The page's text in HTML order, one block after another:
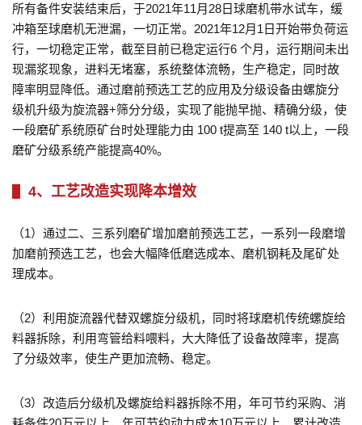
所有备件安装结束后，于2021年11月28日球磨机带水试车，缓
冲箱至球磨机无泄漏，一切正常。2021年12月1日开始带负荷运
行，一切稳定正常，截至目前已稳定运行6 个月，运行期间未出
现漏浆现象，进料无堵塞，系统整体流畅，生产稳定，同时故
障率明显降低。通过磨前预选工艺的应用及分级设备由螺旋分
级机升级为旋流器+筛分分级，实现了能抛早抛、精确分级，使
一段磨矿系统原矿台时处理能力由 100 t提高至 140 t以上，一段
磨矿分级系统产能提高40%。
4、工艺改造实现降本增效
（1）通过二、三系列磨矿增加磨前预选工艺，一系列一段磨增
加磨前预选工艺，也会大幅降低磨选成本、磨机钢耗及尾矿处
理成本。
（2）利用旋流器代替双螺旋分级机，同时将球磨机传统螺旋给
料器拆除，利用弯管给料喂料，大大降低了设备故障率，提高
了分级效率，使生产更加流畅、稳定。
（3）改造后分级机及螺旋给料器拆除不用，年可节约采购、消